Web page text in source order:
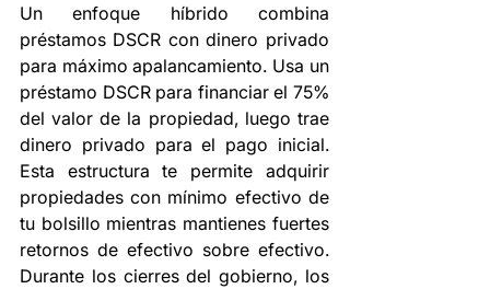
Un enfoque híbrido combina
préstamos DSCR con dinero privado
para máximo apalancamiento. Usa un
préstamo DSCR para financiar el 75%
del valor de la propiedad, luego trae
dinero privado para el pago inicial.
Esta estructura te permite adquirir
propiedades con mínimo efectivo de
tu bolsillo mientras mantienes fuertes
retornos de efectivo sobre efectivo.
Durante los cierres del gobierno, los